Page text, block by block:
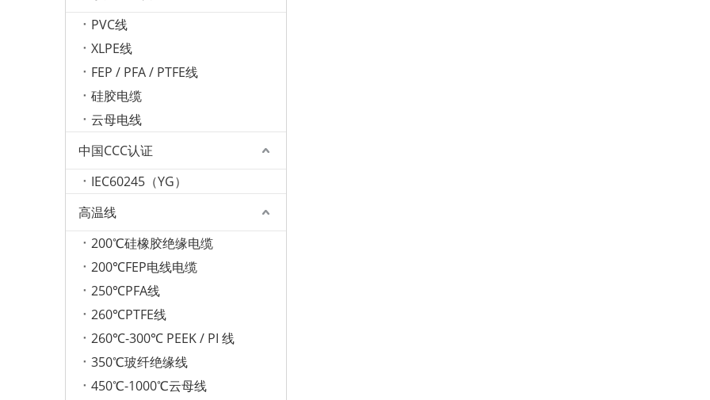
PVC线
XLPE线
FEP / PFA / PTFE线
硅胶电缆
云母电线
中国CCC认证
IEC60245（YG）
高温线
200℃硅橡胶绝缘电缆
200℃FEP电线电缆
250℃PFA线
260℃PTFE线
260℃-300℃ PEEK / PI 线
350℃玻纤绝缘线
450℃-1000℃云母线